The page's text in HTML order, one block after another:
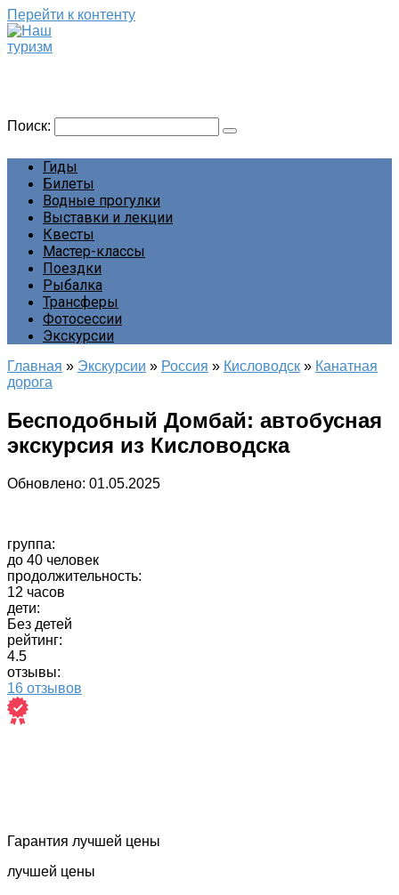
Перейти к контенту
Поиск:
Гиды
Билеты
Водные прогулки
Выставки и лекции
Квесты
Мастер-классы
Поездки
Рыбалка
Трансферы
Фотосессии
Экскурсии
Главная » Экскурсии » Россия » Кисловодск » Канатная
дорога
Бесподобный Домбай: автобусная
экскурсия из Кисловодска
Обновлено: 01.05.2025
группа:
до 40 человек
продолжительность:
12 часов
дети:
Без детей
рейтинг:
4.5
отзывы:
16 отзывов
Гарантия лучшей цены
лучшей цены